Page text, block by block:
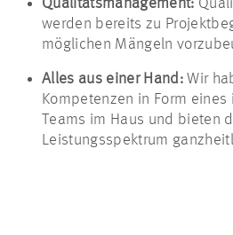
Qualitätsmanagement:
werden bereits zu
möglichen Mängeln
Alles aus einer Hand:Wir
Kompetenzen in Form
Teams im Haus und bieten
Leistungsspektrum